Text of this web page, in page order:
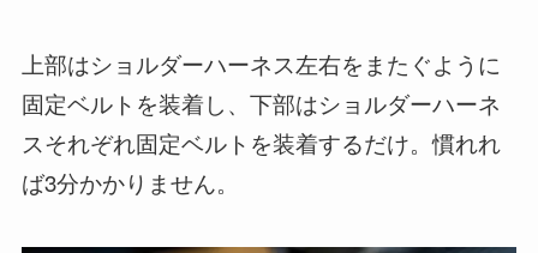
上部はショルダーハーネス左右をまたぐように
固定ベルトを装着し、下部はショルダーハーネ
スそれぞれ固定ベルトを装着するだけ。慣れれ
ば3分かかりません。